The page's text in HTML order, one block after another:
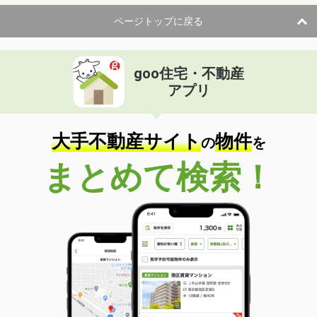
ページトップに戻る
goo住宅・不動産
アプリ
大手不動産サイトの物件を
まとめて検索！